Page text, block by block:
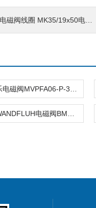
磁阀线圈 MK35/19x50电磁铁